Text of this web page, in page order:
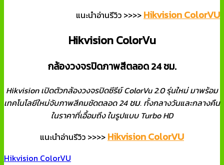
แนะนำอ่านรีวิว >>>>Hikvision ColorVU
Hikvision ColorVu
กล้องวงจรปิดภาพสีตลอด 24 ชม.
Hikvision เปิดตัวกล้องวงจรปิดซีรีย์ ColorVu 2.0 รุ่นใหม่ มาพร้อม
เทคโนโลยีใหม่จับภาพสีคมชัดตลอด 24ชม. ทั้งกลางวันและกลางคืน
ในราคาที่เอื้อมถึง ในรูปแบบ Turbo HD
แนะนำอ่านรีวิว >>>>Hikvision ColorVU
Hikvision ColorVU